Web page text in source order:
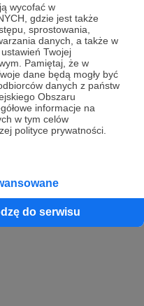
wycofać w
gdzie jest także
sprostowania,
danych, a także w
Twojej
Pamiętaj, że w
dane będą mogły być
danych z państw
Obszaru
informacje na
w tym celów
polityce prywatności.
do serwisu
Google
z Apple
w regulaminie Patronite.pl